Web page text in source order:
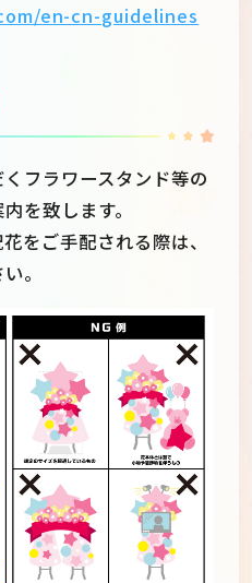
en-cn-guidelines
フラワースタンド等の
を致します。
をご手配される際は、
。